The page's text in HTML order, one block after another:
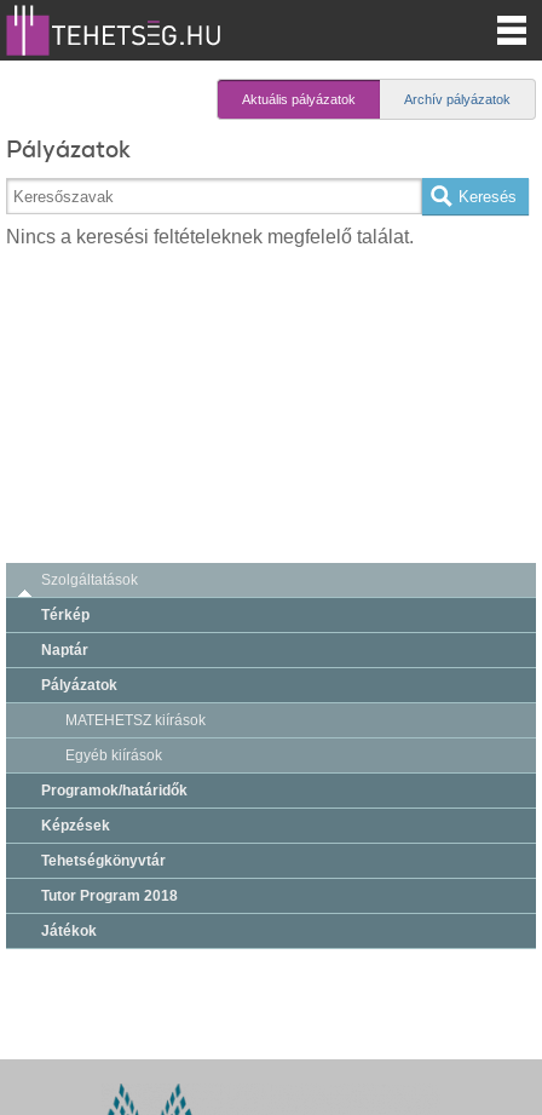
Aktuális pályázatok Archív pályázatok
Pályázatok
Nincs a keresési feltételeknek megfelelő találat.
Szolgáltatások
Térkép
Naptár
Pályázatok
MATEHETSZ kiírások
Egyéb kiírások
Programok/határidők
Képzések
Tehetségkönyvtár
Tutor Program 2018
Játékok